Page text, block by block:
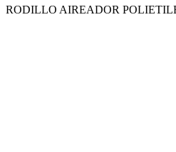
RODILLO AIREADOR